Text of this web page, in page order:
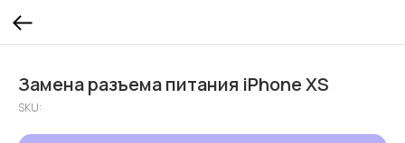
Замена разъема питания iPhone XS
SKU: